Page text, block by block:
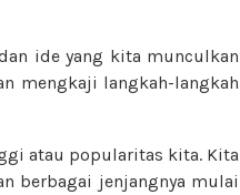
ide yang kita munculkan
mengkaji langkah-langkah
atau popularitas kita. Kita
berbagai jenjangnya mulai